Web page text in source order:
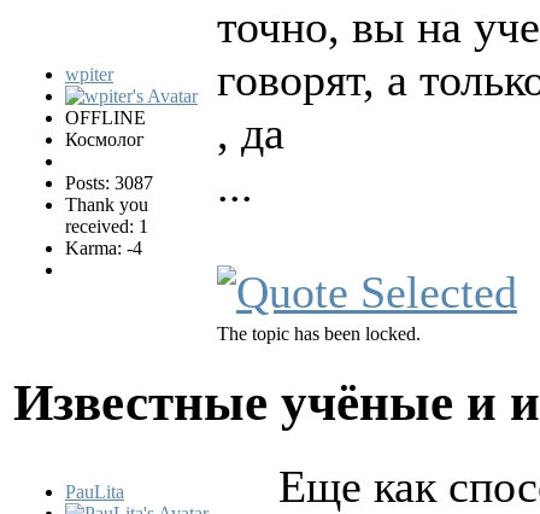
wpiter
OFFLINE
Космолог
Posts: 3087
Thank you
received: 1
Karma: -4
точно, вы на
говорят, а
, да
...
The topic has been locked.
Известные учёные и
PauLita Еще как